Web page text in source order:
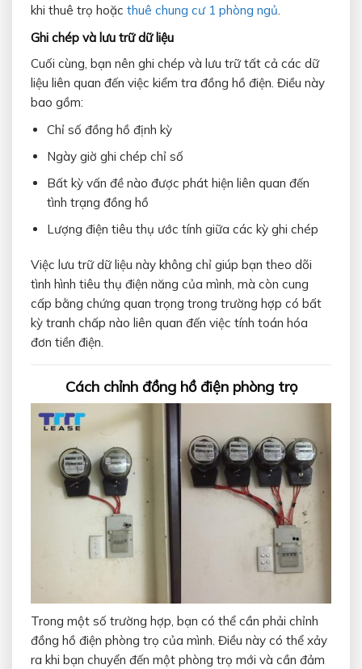
khi thuê trọ hoặc thuê chung cư 1 phòng ngủ.
Ghi chép và lưu trữ dữ liệu
Cuối cùng, bạn nên ghi chép và lưu trữ tất cả các dữ
liệu liên quan đến việc kiểm tra đồng hồ điện. Điều này
bao gồm:
Chỉ số đồng hồ định kỳ
Ngày giờ ghi chép chỉ số
Bất kỳ vấn đề nào được phát hiện liên quan đến
tình trạng đồng hồ
Lượng điện tiêu thụ ước tính giữa các kỳ ghi chép
Việc lưu trữ dữ liệu này không chỉ giúp bạn theo dõi
tình hình tiêu thụ điện năng của mình, mà còn cung
cấp bằng chứng quan trọng trong trường hợp có bất
kỳ tranh chấp nào liên quan đến việc tính toán hóa
đơn tiền điện.
Cách chỉnh đồng hồ điện phòng trọ
Trong một số trường hợp, bạn có thể cần phải chỉnh
đồng hồ điện phòng trọ của mình. Điều này có thể xảy
ra khi bạn chuyển đến một phòng trọ mới và cần đảm